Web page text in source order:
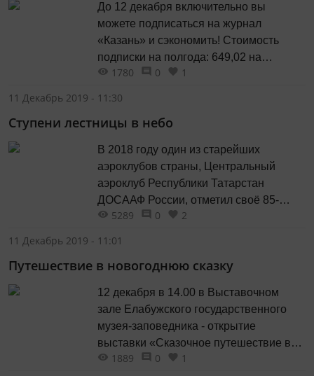
инструктор Юрий Владимирович
До 12 декабря включительно вы
можете подписаться на журнал
«Казань» и сэкономить! Стоимость
подписки на полгода: 649,02 на
домашний адрес и 623,10 на
домашний адрес и 1246,34 на
1780 0
1
11 Декабрь 2019 - 11:30
Ступени лестницы в небо
В 2018 году один из старейших
аэроклубов страны, Центральный
аэроклуб Республики Татарстан
ДОСААФ России, отметил своё 85-
летие.
5289 0
2
11 Декабрь 2019 - 11:01
Путешествие в новогоднюю сказку
12 декабря в 14.00 в Выставочном
зале Елабужского государственного
музея-заповедника - открытие
выставки «Сказочное путешествие в
Новый год и Рождество» из фондов
1889 0
1